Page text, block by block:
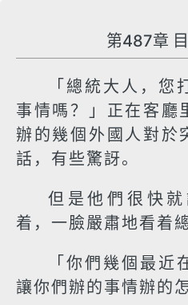
第487章
「總統大人，您
事情嗎？」正在客廳
辦的幾個外國人對於
話，有些驚訝。
但是他們很快
着，一臉嚴肅地看着總
「你們幾個最近
讓你們辦的事情辦的